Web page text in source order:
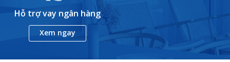
Hỗ trợ vay ngân hàng
Xem ngay